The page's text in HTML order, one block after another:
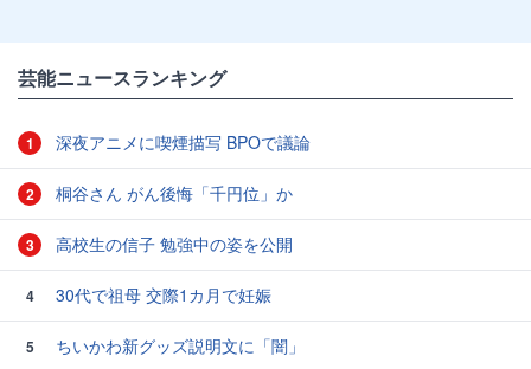
芸能ニュースランキング
1 深夜アニメに喫煙描写 BPOで議論
2 桐谷さん がん後悔「千円位」か
3 高校生の信子 勉強中の姿を公開
4 30代で祖母 交際1カ月で妊娠
5
ちいかわ新グッズ説明文に「闇」